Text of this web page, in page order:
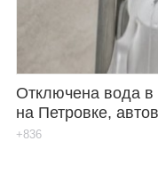
Отключена вода в
на Петровке,
+836